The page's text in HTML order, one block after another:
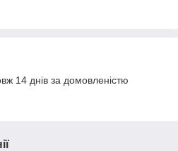
14 днів за домовленістю